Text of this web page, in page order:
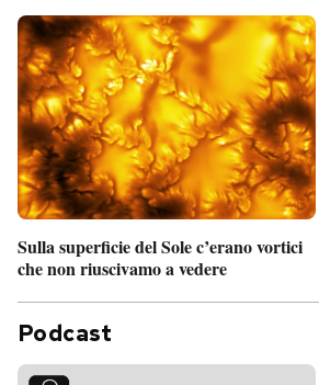
Sulla superficie del Sole c’erano vortici
che non riuscivamo a vedere
Podcast